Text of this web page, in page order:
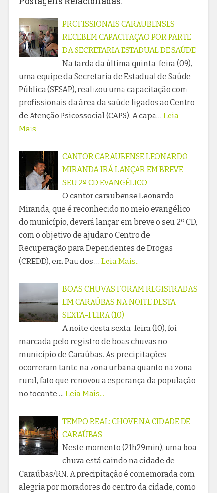
PROFISSIONAIS CARAUBENSES
RECEBEM CAPACITAÇÃO POR PARTE
DA SECRETARIA ESTADUAL DE SAÚDE
Na tarda da última quinta-feira (09),
uma equipe da Secretaria de Estadual de Saúde
Pública (SESAP), realizou uma capacitação com
profissionais da área da saúde ligados ao Centro
de Atenção Psicossocial (CAPS). A capa… Leia
Mais...
CANTOR CARAUBENSE LEONARDO
MIRANDA IRÁ LANÇAR EM BREVE
SEU 2º CD EVANGÉLICO
O cantor caraubense Leonardo
Miranda, que é reconhecido no meio evangélico
do município, deverá lançar em breve o seu 2º CD,
com o objetivo de ajudar o Centro de
Recuperação para Dependentes de Drogas
(CREDD), em Pau dos … Leia Mais...
BOAS CHUVAS FORAM REGISTRADAS
EM CARAÚBAS NA NOITE DESTA
SEXTA-FEIRA (10)
A noite desta sexta-feira (10), foi
marcada pelo registro de boas chuvas no
município de Caraúbas. As precipitações
ocorreram tanto na zona urbana quanto na zona
rural, fato que renovou a esperança da população
no tocante … Leia Mais...
TEMPO REAL: CHOVE NA CIDADE DE
CARAÚBAS
Neste momento (21h29min), uma boa
chuva está caindo na cidade de
Caraúbas/RN. A precipitação é comemorada com
alegria por moradores do centro da cidade, como